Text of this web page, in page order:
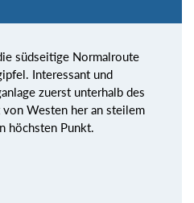
südseitige Normalroute
Interessant und
zuerst unterhalb des
Westen her an steilem
höchsten Punkt.